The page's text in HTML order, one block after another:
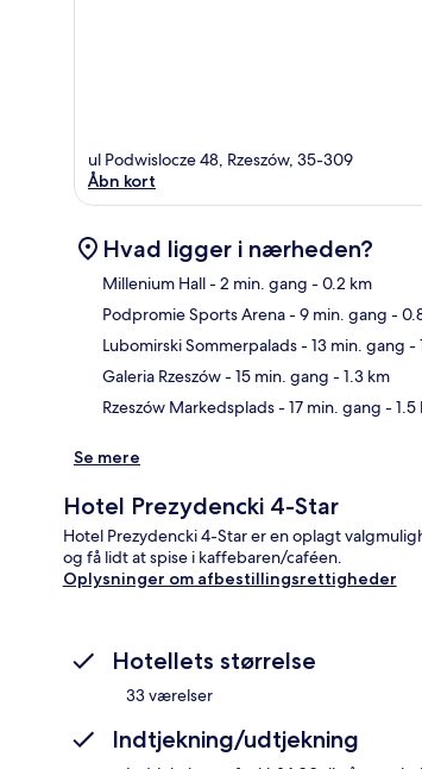
ul Podwislocze 48, Rzeszów, 35-309
Åbn kort
Hvad ligger i nærheden?
Millenium Hall- 2 min. gang - 0.2 km
Podpromie Sports Arena- 9 min. gang -
Lubomirski Sommerpalads- 13 min. gang -
Galeria Rzeszów- 15 min. gang - 1.3 km
Rzeszów Markedsplads- 17 min. gang - 1.5
Se mere
Hotel Prezydencki 4-Star
Hotel Prezydencki 4-Star er en oplagt
og få lidt at spise i kaffebaren/caféen.
Oplysninger om afbestillingsrettigheder
Hotellets størrelse
33 værelser
Indtjekning/udtjekning